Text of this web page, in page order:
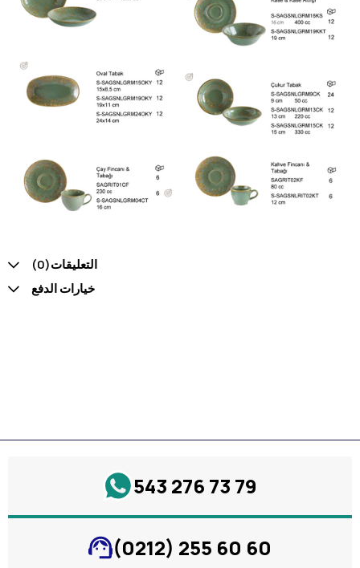
التعليقات(0)
خيارات الدفع
543 276 73 79
(0212) 255 60 60